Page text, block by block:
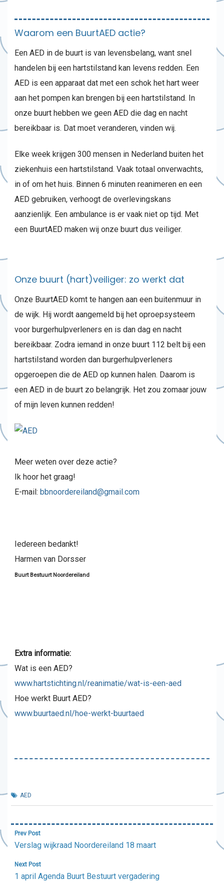
Waarom een BuurtAED actie?
Een AED in de buurt is van levensbelang, want snel
handelen bij een hartstilstand kan levens redden. Een
AED is een apparaat dat met een schok het hart weer
aan het pompen kan brengen bij een hartstilstand. In
onze buurt hebben we geen AED die dag en nacht
bereikbaar is. Dat moet veranderen, vinden wij.
Elke week krijgen 300 mensen in Nederland buiten het
ziekenhuis een hartstilstand. Vaak totaal onverwachts,
in of om het huis. Binnen 6 minuten reanimeren en een
AED gebruiken, verhoogt de overlevingskans
aanzienlijk. Een ambulance is er vaak niet op tijd. Met
een BuurtAED maken wij onze buurt dus veiliger.
Onze buurt (hart)veiliger: zo werkt dat
Onze BuurtAED komt te hangen aan een buitenmuur in
de wijk. Hij wordt aangemeld bij het oproepsysteem
voor burgerhulpverleners en is dan dag en nacht
bereikbaar. Zodra iemand in onze buurt 112 belt bij een
hartstilstand worden dan burgerhulpverleners
opgeroepen die de AED op kunnen halen. Daarom is
een AED in de buurt zo belangrijk. Het zou zomaar jouw
of mijn leven kunnen redden!
Meer weten over deze actie?
Ik hoor het graag!
E-mail: bbnoordereiland@gmail.com
Iedereen bedankt!
Harmen van Dorsser
Buurt Bestuurt Noordereiland
Extra informatie:
Wat is een AED?
www.hartstichting.nl/reanimatie/wat-is-een-aed
Hoe werkt Buurt AED?
www.buurtaed.nl/hoe-werkt-buurtaed
AED
Bericht
navigatie
Prev Post
Verslag wijkraad Noordereiland 18 maart
Next Post
1 april Agenda Buurt Bestuurt vergadering